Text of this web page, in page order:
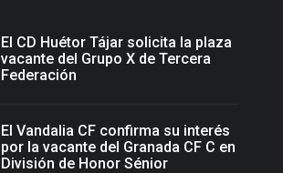
El CD Huétor Tájar solicita la plaza
vacante del Grupo X de Tercera
Federación
El Vandalia CF confirma su interés
por la vacante del Granada CF C en
División de Honor Sénior